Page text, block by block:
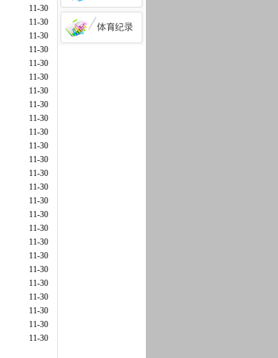
11-30
11-30
11-30
11-30
11-30
11-30
11-30
11-30
11-30
11-30
11-30
11-30
11-30
11-30
11-30
11-30
11-30
11-30
11-30
11-30
11-30
11-30
11-30
11-30
11-30